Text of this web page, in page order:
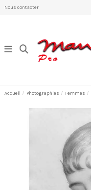
Nous contacter
Accueil Photographies Femmes